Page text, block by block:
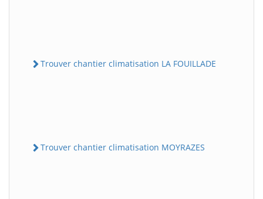
Trouver chantier climatisation LA FOUILLADE
Trouver chantier climatisation MOYRAZES